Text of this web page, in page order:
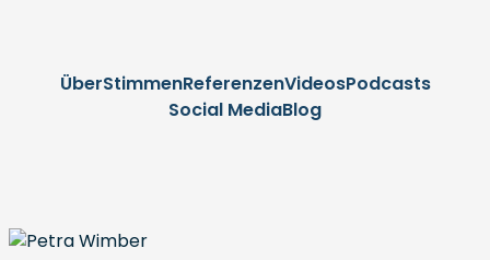
ÜberStimmenReferenzenVideosPodcasts
Social MediaBlog